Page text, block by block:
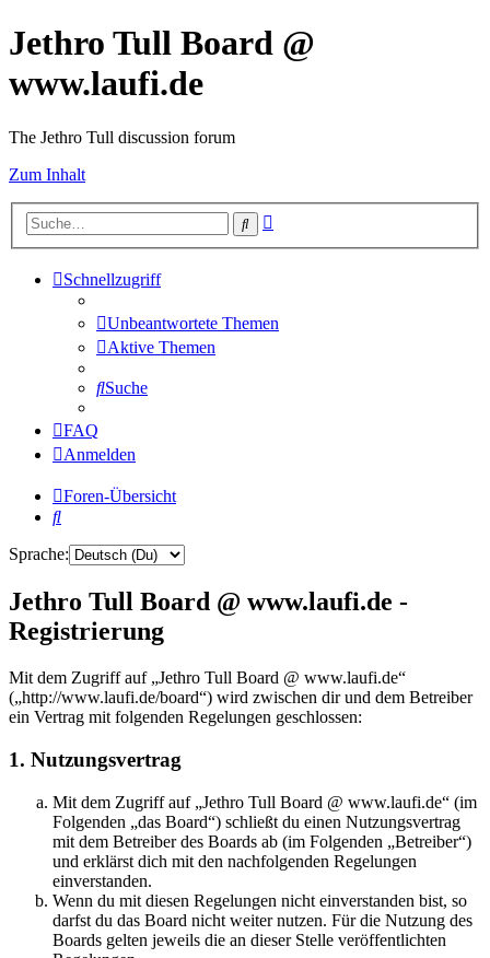
Jethro Tull Board @
www.laufi.de
The Jethro Tull discussion forum
Zum Inhalt
Suche
Schnellzugriff
Unbeantwortete Themen
Aktive Themen
Suche
FAQ
Anmelden
Foren-Übersicht
Suche
Sprache:
Jethro Tull Board @ www.laufi.de -
Registrierung
Mit dem Zugriff auf „Jethro Tull Board @ www.laufi.de“
(„http://www.laufi.de/board“) wird zwischen dir und dem Betreiber
ein Vertrag mit folgenden Regelungen geschlossen:
1. Nutzungsvertrag
Mit dem Zugriff auf „Jethro Tull Board @ www.laufi.de“ (im
Folgenden „das Board“) schließt du einen Nutzungsvertrag
mit dem Betreiber des Boards ab (im Folgenden „Betreiber“)
und erklärst dich mit den nachfolgenden Regelungen
einverstanden.
Wenn du mit diesen Regelungen nicht einverstanden bist, so
darfst du das Board nicht weiter nutzen. Für die Nutzung des
Boards gelten jeweils die an dieser Stelle veröffentlichten